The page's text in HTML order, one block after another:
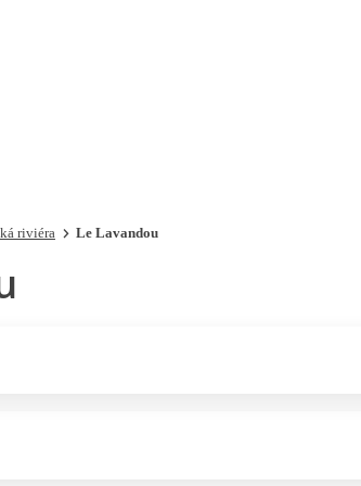
riviéra Le Lavandou